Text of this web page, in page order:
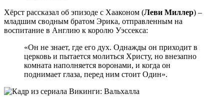
Хёрст рассказал об эпизоде с Хааконом (Леви Миллер) –
младшим сводным братом Эрика, отправленным на
воспитание в Англию к королю Уэссекса:
«Он не знает, где его дух. Однажды он приходит в
церковь и пытается молиться Христу, но внезапно
комната наполняется воронами, и когда он
поднимает глаза, перед ним стоит Один».